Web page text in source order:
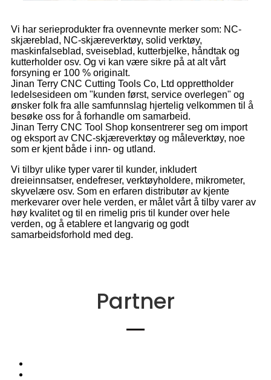
Vi har serieprodukter fra ovennevnte merker som: NC-
skjæreblad, NC-skjæreverktøy, solid verktøy,
maskinfalseblad, sveiseblad, kutterbjelke, håndtak og
kutterholder osv. Og vi kan være sikre på at alt vårt
forsyning er 100 % originalt.
Jinan Terry CNC Cutting Tools Co, Ltd opprettholder
ledelsesideen om "kunden først, service overlegen" og
ønsker folk fra alle samfunnslag hjertelig velkommen til å
besøke oss for å forhandle om samarbeid.
Jinan Terry CNC Tool Shop konsentrerer seg om import
og eksport av CNC-skjæreverktøy og måleverktøy, noe
som er kjent både i inn- og utland.
Vi tilbyr ulike typer varer til kunder, inkludert
dreieinnsatser, endefreser, verktøyholdere, mikrometer,
skyvelære osv. Som en erfaren distributør av kjente
merkevarer over hele verden, er målet vårt å tilby varer av
høy kvalitet og til en rimelig pris til kunder over hele
verden, og å etablere et langvarig og godt
samarbeidsforhold med deg.
Partner